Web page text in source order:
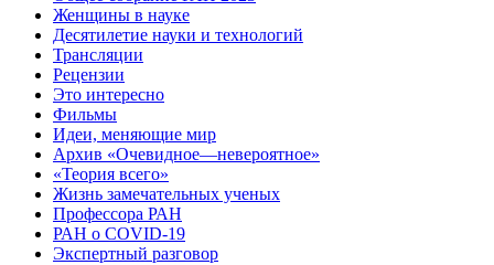
Женщины в науке
Десятилетие науки и технологий
Трансляции
Рецензии
Это интересно
Фильмы
Идеи, меняющие мир
Архив «Очевидное—невероятное»
«Теория всего»
Жизнь замечательных ученых
Профессора РАН
РАН о COVID-19
Экспертный разговор